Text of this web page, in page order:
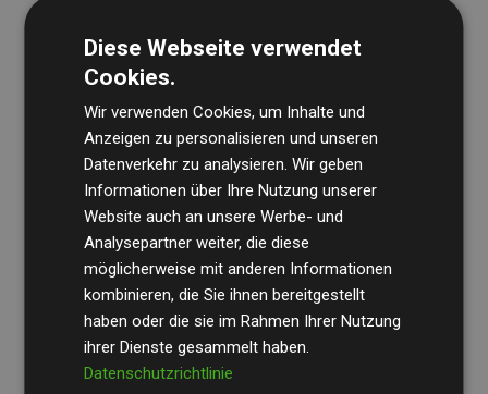
Die Wirtschaftsprüfungsgesellschaft BDOüberprüft
regelmäßig unsere Berechnungen und Methodik, um
Transparenz und Verlässlichkeit sicherzustellen.
Ihre Prüfungen belegen, dass unsere Investitionen in
Klimaschutzprojekte im Durchschnitt200 % der
geschätzten CO₂-Emissionender teilnehmenden
Websites kompensieren – ein klarer Nachweis für die
Diese Webseite verwendet
Cookies.
Wir verwenden Cookies, um Inhalte und
Anzeigen zu personalisieren und unseren
Datenverkehr zu analysieren. Wir geben
Informationen über Ihre Nutzung unserer
Website auch an unsere Werbe- und
Analysepartner weiter, die diese
möglicherweise mit anderen Informationen
kombinieren, die Sie ihnen bereitgestellt
haben oder die sie im Rahmen Ihrer Nutzung
ihrer Dienste gesammelt haben.
Datenschutzrichtlinie